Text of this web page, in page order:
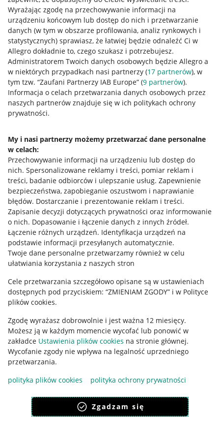
Wyrażając zgodę na przechowywanie informacji na
urządzeniu końcowym lub dostęp do nich i przetwarzanie
danych (w tym w obszarze profilowania, analiz rynkowych i
statystycznych) sprawiasz, że łatwiej będzie odnaleźć Ci w
Allegro dokładnie to, czego szukasz i potrzebujesz.
Administratorem Twoich danych osobowych będzie Allegro a
w niektórych przypadkach nasi partnerzy (17 partnerów), w
tym tzw. “Zaufani Partnerzy IAB Europe” (9 partnerów).
Informacja o celach przetwarzania danych osobowych przez
naszych partnerów znajduje się w ich politykach ochrony
prywatności.
My i nasi partnerzy możemy przetwarzać dane personalne
w celach:
Przechowywanie informacji na urządzeniu lub dostęp do
nich. Spersonalizowane reklamy i treści, pomiar reklam i
treści, badanie odbiorców i ulepszanie usług. Zapewnienie
bezpieczeństwa, zapobieganie oszustwom i naprawianie
błędów. Dostarczanie i prezentowanie reklam i treści.
Zapisanie decyzji dotyczących prywatności oraz informowanie
o nich. Dopasowanie i łączenie danych z innych źródeł.
Łączenie różnych urządzeń. Identyfikacja urządzeń na
podstawie informacji przesyłanych automatycznie.
Twoje dane personalne przetwarzamy również w celu
ułatwiania korzystania z naszych stron
Cele przetwarzania szczegółowo opisane są w ustawieniach
dostępnych pod przyciskiem: “ZMIENIAM ZGODY” i w Polityce
plików cookies.
Zgodę wyrażasz dobrowolnie i jest ważna 12 miesięcy.
Możesz ją w każdym momencie wycofać lub ponowić w
zakładce Ustawienia plików cookies na stronie głównej.
Wycofanie zgody nie wpływa na legalność uprzedniego
przetwarzania.
polityka plików cookies
polityka ochrony prywatności
Zgadzam się
Przydatne informacje
Jak to działa
Allegro Gadane dla sprzedających
Allegro Gadane dla kupujących
Mapa miejscowości
Informacje prawne
Regulamin
Polityka plików "cookies"
Ustawienia plików "cookies"
Udostępnianie lokalizacji
Informacje dla Aktu o Usługach Cyfrowych
Pobierz aplikację